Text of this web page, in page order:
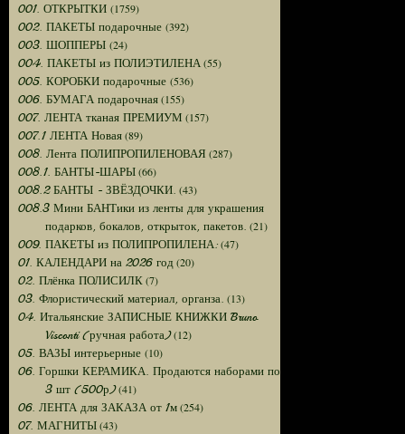
001. ОТКРЫТКИ (1759)
002. ПАКЕТЫ подарочные (392)
003. ШОППЕРЫ (24)
004. ПАКЕТЫ из ПОЛИЭТИЛЕНА(55)
005. КОРОБКИ подарочные (536)
006. БУМАГА подарочная(155)
007. ЛЕНТА тканая ПРЕМИУМ (157)
007.1 ЛЕНТА Новая(89)
008. Лента ПОЛИПРОПИЛЕНОВАЯ (287)
008.1. БАНТЫ-ШАРЫ(66)
008.2 БАНТЫ - ЗВЁЗДОЧКИ. (43)
008.3 Мини БАНТики из ленты для украшения
подарков, бокалов, открыток, пакетов. (21)
009. ПАКЕТЫ из ПОЛИПРОПИЛЕНА:(47)
01. КАЛЕНДАРИ на 2026 год (20)
02. Плёнка ПОЛИСИЛК(7)
03. Флористический материал, органза. (13)
04. Итальянские ЗАПИСНЫЕ КНИЖКИ Bruno
Visconti (ручная работа)(12)
05. ВАЗЫ интерьерные (10)
06. Горшки КЕРАМИКА. Продаются наборами по
3 шт (500р)(41)
06. ЛЕНТА для ЗАКАЗА от 1м(254)
07. МАГНИТЫ(43)